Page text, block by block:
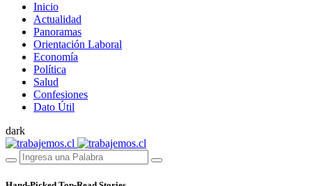
Inicio
Actualidad
Panoramas
Orientación Laboral
Economía
Política
Salud
Confesiones
Dato Útil
dark